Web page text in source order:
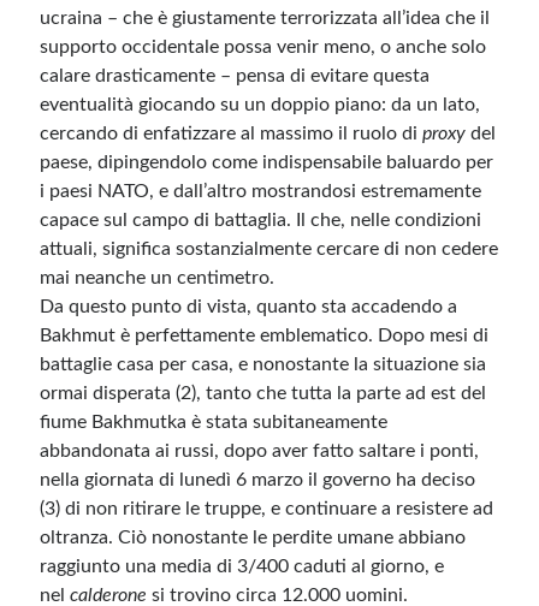
ucraina – che è giustamente terrorizzata all’idea che il
supporto occidentale possa venir meno, o anche solo
calare drasticamente – pensa di evitare questa
eventualità giocando su un doppio piano: da un lato,
cercando di enfatizzare al massimo il ruolo diproxydel
paese, dipingendolo come indispensabile baluardo per
i paesi NATO, e dall’altro mostrandosi estremamente
capace sul campo di battaglia. Il che, nelle condizioni
attuali, significa sostanzialmente cercare di non cedere
mai neanche un centimetro.
Da questo punto di vista, quanto sta accadendo a
Bakhmut è perfettamente emblematico. Dopo mesi di
battaglie casa per casa, e nonostante la situazione sia
ormai disperata (2), tanto che tutta la parte ad est del
fiume Bakhmutka è stata subitaneamente
abbandonata ai russi, dopo aver fatto saltare i ponti,
nella giornata di lunedì 6 marzo il governo ha deciso
(3) di non ritirare le truppe, e continuare a resistere ad
oltranza. Ciò nonostante le perdite umane abbiano
raggiunto una media di 3/400 caduti al giorno, e
nelcalderonesi trovino circa 12.000 uomini.